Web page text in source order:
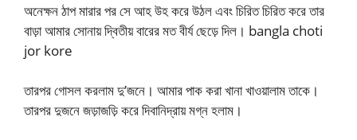
অনেক্ষন ঠাপ মারার পর সে আহ উহ করে উঠল এবং চিরিত চিরিত করে তার
বাড়া আমার সোনায় দ্বিতীয় বারের মত বীর্য ছেড়ে দিল। bangla choti
jor kore
তারপর গোসল করলাম দু’জনে। আমার পাক করা খানা খাওয়ালাম তাকে।
তারপর দুজনে জড়াজড়ি করে দিবানিদ্রায় মগ্ন হলাম।